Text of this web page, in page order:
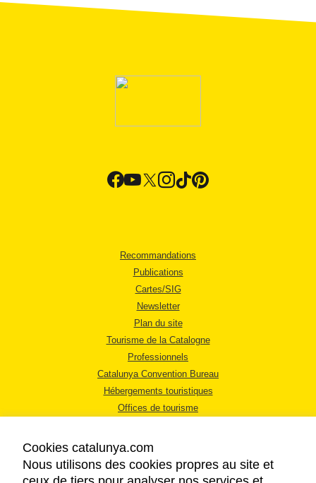
Recommandations
Publications
Cartes/SIG
Newsletter
Plan du site
Tourisme de la Catalogne
Professionnels
Catalunya Convention Bureau
Hébergements touristiques
Offices de tourisme
Cookies catalunya.com
Nous utilisons des cookies propres au site et